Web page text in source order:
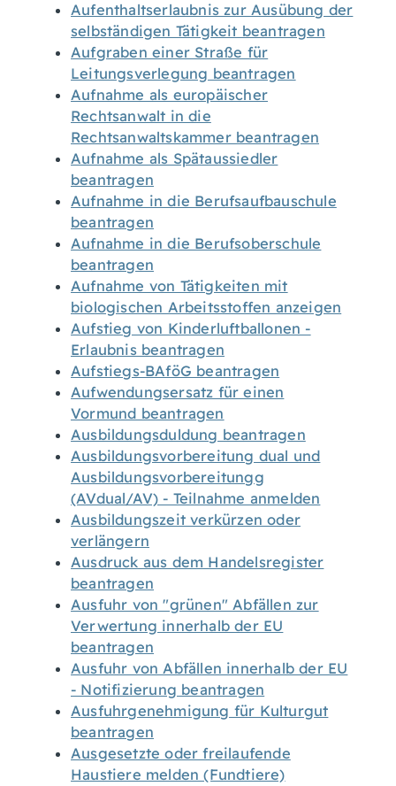
Aufenthaltserlaubnis zur Ausübung der
selbständigen Tätigkeit beantragen
Aufgraben einer Straße für
Leitungsverlegung beantragen
Aufnahme als europäischer
Rechtsanwalt in die
Rechtsanwaltskammer beantragen
Aufnahme als Spätaussiedler
beantragen
Aufnahme in die Berufsaufbauschule
beantragen
Aufnahme in die Berufsoberschule
beantragen
Aufnahme von Tätigkeiten mit
biologischen Arbeitsstoffen anzeigen
Aufstieg von Kinderluftballonen -
Erlaubnis beantragen
Aufstiegs-BAföG beantragen
Aufwendungsersatz für einen
Vormund beantragen
Ausbildungsduldung beantragen
Ausbildungsvorbereitung dual und
Ausbildungsvorbereitungg
(AVdual/AV) - Teilnahme anmelden
Ausbildungszeit verkürzen oder
verlängern
Ausdruck aus dem Handelsregister
beantragen
Ausfuhr von "grünen" Abfällen zur
Verwertung innerhalb der EU
beantragen
Ausfuhr von Abfällen innerhalb der EU
- Notifizierung beantragen
Ausfuhrgenehmigung für Kulturgut
beantragen
Ausgesetzte oder freilaufende
Haustiere melden (Fundtiere)